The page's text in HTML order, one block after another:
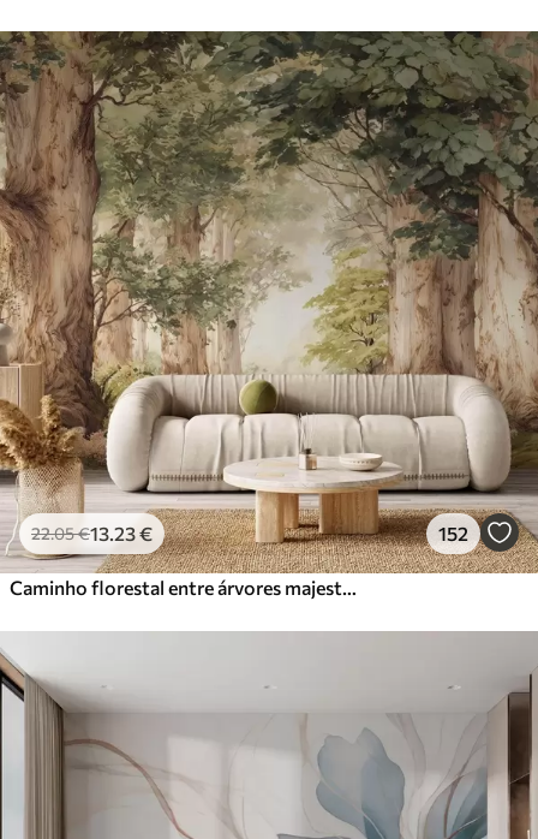
22.05€13 .23€ 152